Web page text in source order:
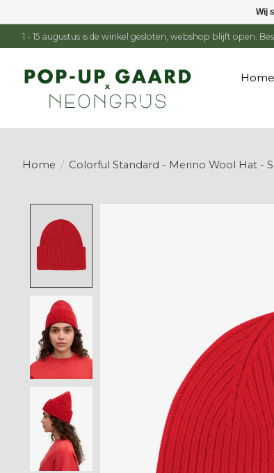
1 - 15 augustus is de winkel gesloten, webshop blijft open.
Home
Home / Colorful Standard - Merino Wool Hat -
Wij